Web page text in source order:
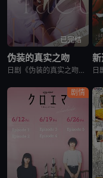
已完结
伪装的真实之吻
日剧《伪装的真实之吻》又名：Fake Fact Lips,フェイクファクトリップス，讲述了：四谷良与志藤全自高中时代起便是竞争对手，如今又成为营业部同期。同样优秀的两人，从成绩、运动到情人节巧克力数量
剧情